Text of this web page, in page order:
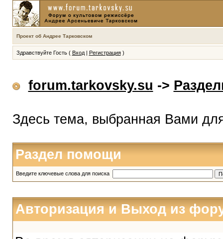
Проект об Андрее Тарковском
Здравствуйте Гость ( Вход| Регистрация)
forum.tarkovsky.su ->
Здесь тема, выбранная Вами
Раздел помощи
Введите ключевые слова для поиска
Авторизация и Выход из